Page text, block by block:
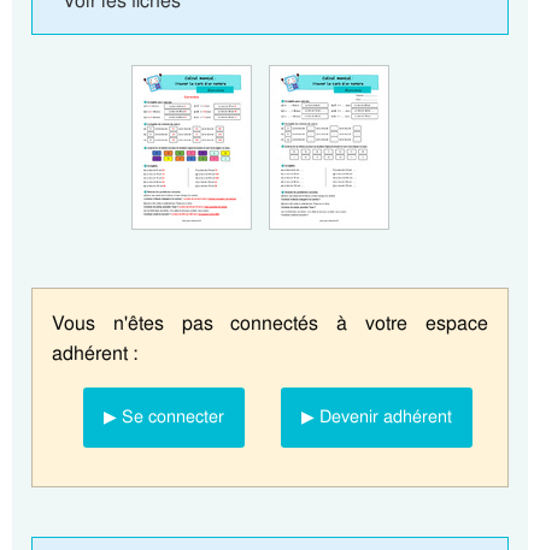
Vous n'êtes pas connectés à votre espace
adhérent :
▶ Se connecter ▶ Devenir adhérent